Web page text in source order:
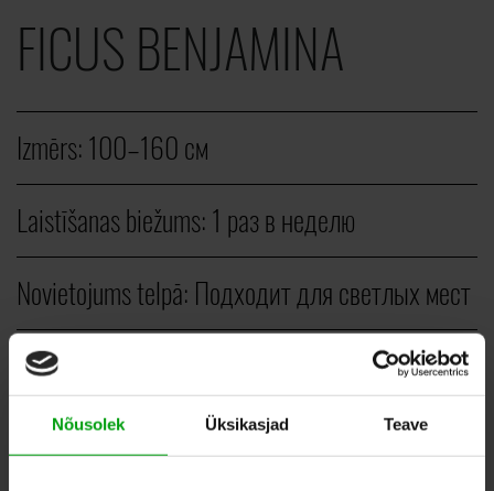
Nõusolek Üksikasjad Teave
FICUS BENJAMINA
Izmērs:100–160 cм
Laistīšanas biežums:1 раз в неделю
Novietojums telpā: Подходит для светлых мест
Veids:
ШТ.